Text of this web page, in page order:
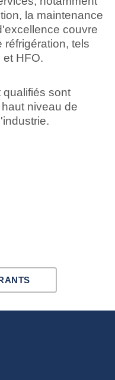
la maintenance
couvre
réfrigération, tels
HFO.
sont
niveau de